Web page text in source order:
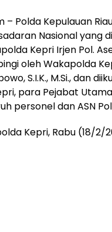
– Polda Kepulauan
Nasional yang
Kepri Irjen Pol.
oleh Wakapolda
S.I.K., M.Si., dan
para Pejabat
personel dan ASN
Kepri, Rabu (18/2/